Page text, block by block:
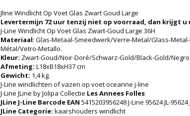
Jline Windlicht Op Voet Glas Zwart Goud Large
Levertermijn 72 uur tenzij niet op voorraad, dan krijgt u
J-Line Windlicht Op Voet Glas Zwart-Goud Large 36H
Materiaal: Glas-Metaal-Smeedwerk/Verre-Metal/Glass-
Métal/Vetro-Metallo.
Kleur: Zwart-Goud/Noir-Doré/Schwarz-Gold/Black-Gold/
Afmeting: L18xB18xH37 cm
Gewicht: 1,4 kg.
J-Line windlichten of vazen op voet oceanne j-line
J-Line JLine by Jolipa Collectie Les Annees Folles
JLine J-Line Barcode EAN 5415203956248 J-Line 95624 JL-
JLine Categorie: kaarshouders windlicht